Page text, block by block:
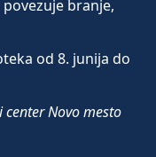
branje,
od 8. junija do
center Novo mesto